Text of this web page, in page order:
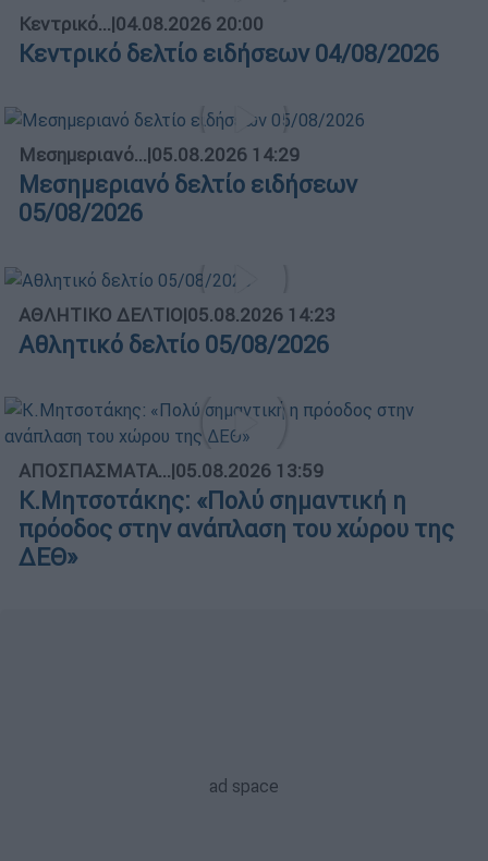
Κεντρικό...|04.08.2026 20:00
Κεντρικό δελτίο ειδήσεων 04/08/2026
Μεσημεριανό...|05.08.2026 14:29
Μεσημεριανό δελτίο ειδήσεων
05/08/2026
ΑΘΛΗΤΙΚΟ ΔΕΛΤΙΟ|05.08.2026 14:23
Αθλητικό δελτίο 05/08/2026
ΑΠΟΣΠΑΣΜΑΤΑ...|05.08.2026 13:59
Κ.Μητσοτάκης: «Πολύ σημαντική η
πρόοδος στην ανάπλαση του χώρου της
ΔΕΘ»